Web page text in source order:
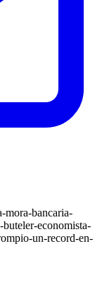
mora-bancaria-
economista-
un-record-en-